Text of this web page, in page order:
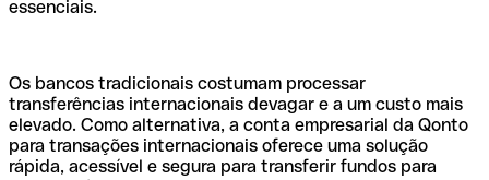
essenciais.
Os bancos tradicionais costumam processar
transferências internacionais devagar e a um custo mais
elevado. Como alternativa, a conta empresarial da Qonto
para transações internacionais oferece uma solução
rápida, acessível e segura para transferir fundos para